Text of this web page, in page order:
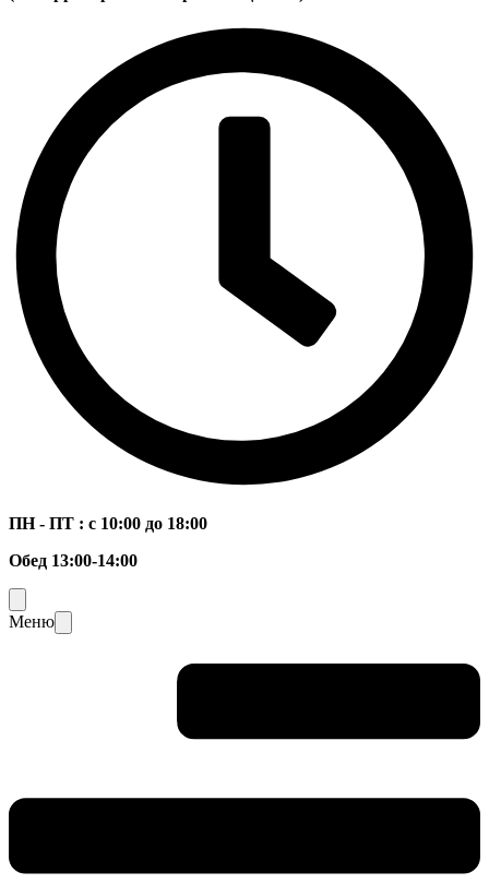
ПН - ПТ : с 10:00 до 18:00
Обед 13:00-14:00
Меню